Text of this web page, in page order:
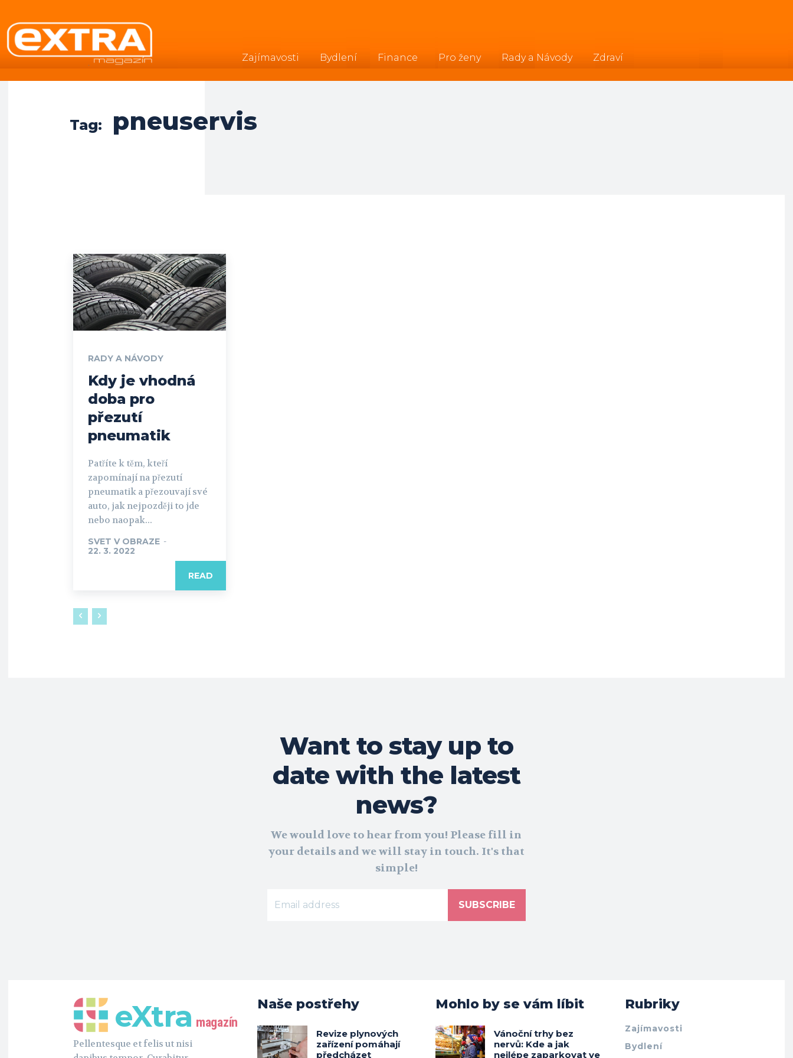
Zajímavosti Bydlení Finance Pro ženy Rady a Návody Zdraví
.
Tag: pneuservis
RADY A NÁVODY
Kdy je vhodná
doba pro
přezutí
pneumatik
Patříte k těm, kteří
zapomínají na přezutí
pneumatik a přezouvají své
auto, jak nejpozději to jde
nebo naopak...
SVET V OBRAZE -
22. 3. 2022
READ
Want to stay up to
date with the latest
news?
We would love to hear from you! Please fill in
your details and we will stay in touch. It's that
simple!
SUBSCRIBE
eXtra magazín
Pellentesque et felis ut nisi
Naše postřehy
Revize plynových
zařízení pomáhají
předcházet
Mohlo by se vám líbit
Vánoční trhy bez
nervů: Kde a jak
nejlépe zaparkovat ve
Rubriky
Zajímavosti
Bydlení